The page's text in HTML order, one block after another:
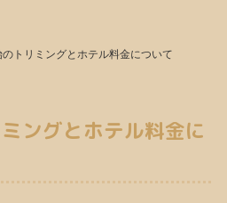
トリミングとホテル料金について
ングとホテル料金に